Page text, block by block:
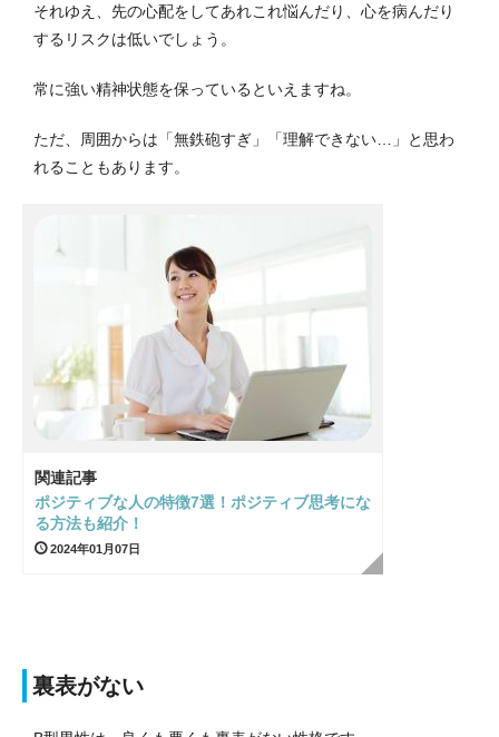
それゆえ、先の心配をしてあれこれ悩んだり、心を病んだり
するリスクは低いでしょう。
常に強い精神状態を保っているといえますね。
ただ、周囲からは「無鉄砲すぎ」「理解できない…」と思わ
れることもあります。
関連記事
ポジティブな人の特徴7選！ポジティブ思考にな
る方法も紹介！
2024年01月07日
裏表がない